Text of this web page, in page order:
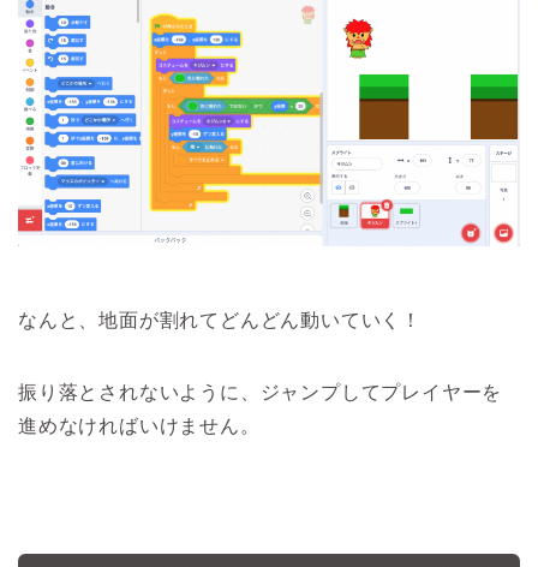
なんと、地面が割れてどんどん動いていく！
振り落とされないように、ジャンプしてプレイヤーを
進めなければいけません。